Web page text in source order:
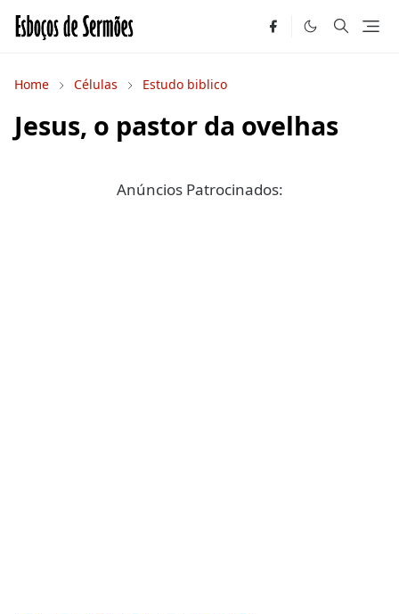
Home Células Estudo biblico
Jesus, o pastor da ovelhas
Anúncios Patrocinados: